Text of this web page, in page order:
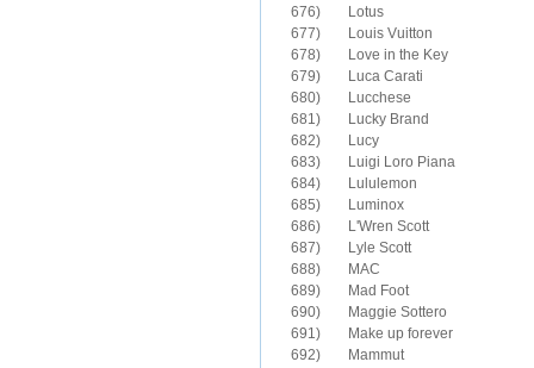
676)	Lotus
677)	Louis Vuitton
678)	Love in the Key
679)	Luca Carati
680)	Lucchese
681)	Lucky Brand
682)	Lucy
683)	Luigi Loro Piana
684)	Lululemon
685)	Luminox
686)	L'Wren Scott
688)	MAC
689)	Mad Foot
690)	Maggie Sottero
691)	Make up forever
692)	Mammut